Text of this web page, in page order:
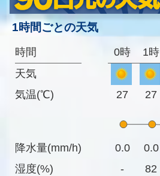
1時間ごとの天気
時間
天気
気温(℃)
降水量(mm/h)
湿度(%)
0時 1時
27 27
0.0 0.0
-
82